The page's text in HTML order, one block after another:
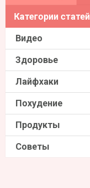
Категории статей
Видео
Здоровье
Лайфхаки
Похудение
Продукты
Советы